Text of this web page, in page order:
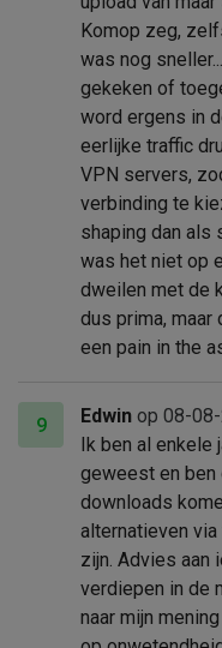
Komop zeg,
was nog
gekeken of
word ergens in
eerlijke traffic
VPN servers,
verbinding te
shaping dan als
was het niet op
dweilen met de
dus prima,
een pain in the
9 Edwin op 08-
Ik ben al enkele
geweest en
downloads
alternatieven
zijn. Advies aan
verdiepen in de
naar mijn